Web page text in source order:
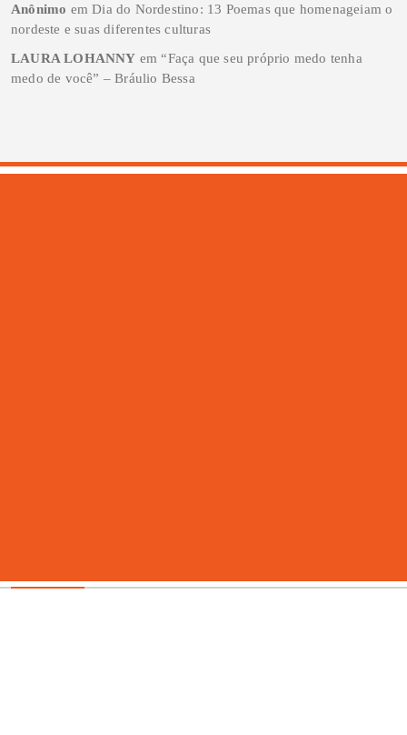
Anônimo emDia do Nordestino: 13 Poemas que homenageiam o
nordeste e suas diferentes culturas
LAURA LOHANNY em“Faça que seu próprio medo tenha
medo de você” – Bráulio Bessa